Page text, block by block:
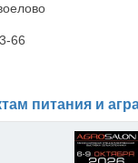
66
питания и